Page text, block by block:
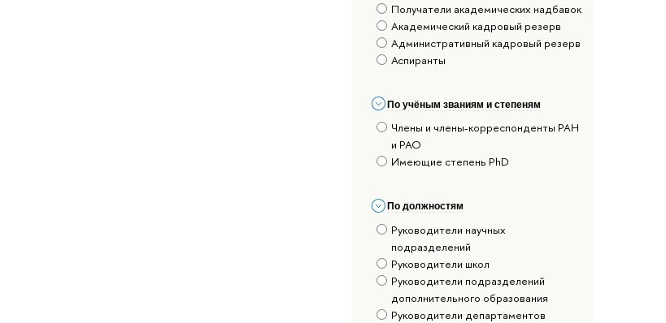
Получатели академических надбавок
Академический кадровый резерв
Административный кадровый резерв
Аспиранты
По учёным званиям и степеням
Члены и члены-корреспонденты РАН
и РАО
Имеющие степень PhD
По должностям
Руководители научных
подразделений
Руководители школ
Руководители подразделений
дополнительного образования
Руководители департаментов